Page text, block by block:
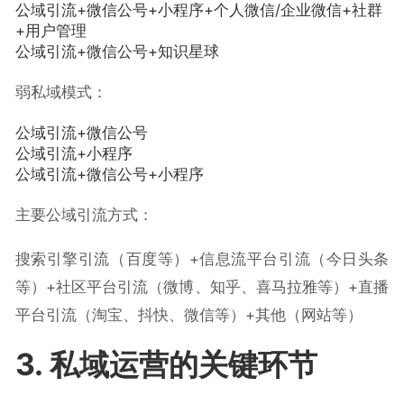
公域引流+微信公号+小程序+个人微信/企业微信+社群
+用户管理
公域引流+微信公号+知识星球
弱私域模式：
公域引流+微信公号
公域引流+小程序
公域引流+微信公号+小程序
主要公域引流方式：
搜索引擎引流（百度等）+信息流平台引流（今日头条
等）+社区平台引流（微博、知乎、喜马拉雅等）+直播
平台引流（淘宝、抖快、微信等）+其他（网站等）
3. 私域运营的关键环节